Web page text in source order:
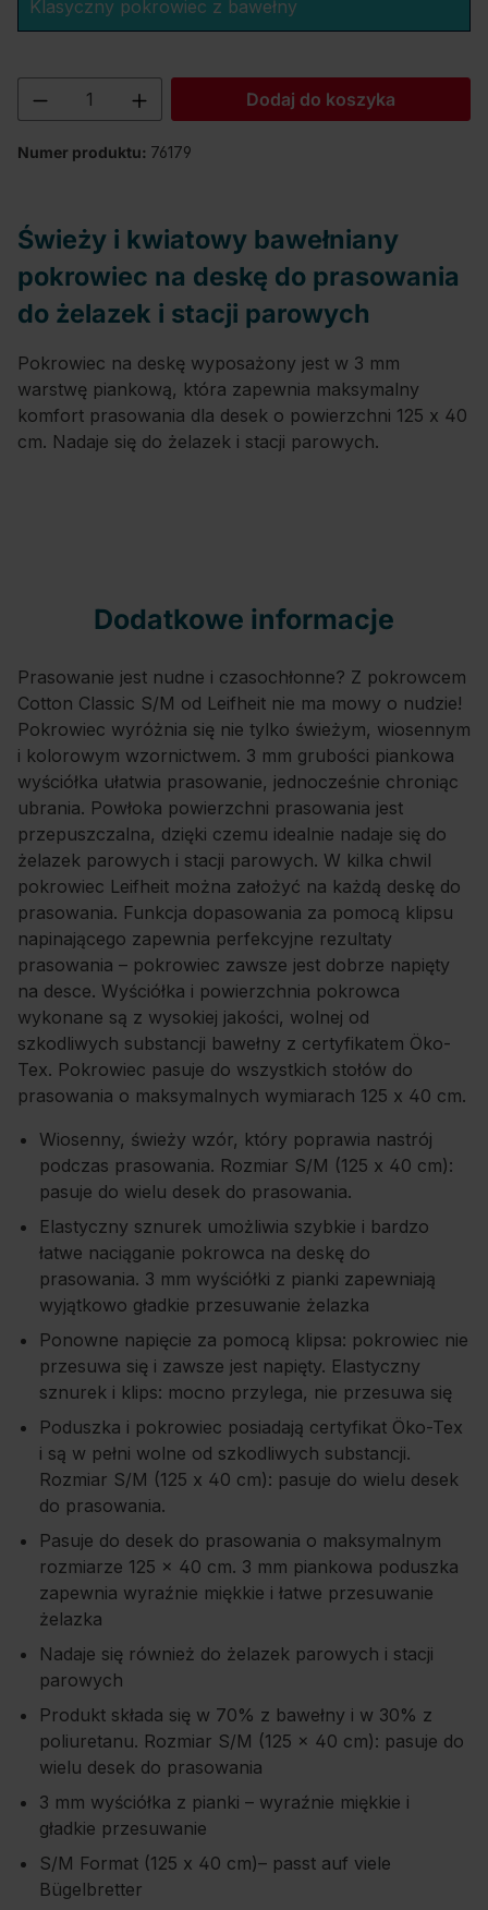
Klasyczny pokrowiec z bawełny
Ilość produktu: Wprowadź żądaną
Dodaj do koszyka
Numer produktu: 76179
Świeży i kwiatowy bawełniany
pokrowiec na deskę do prasowania
do żelazek i stacji parowych
Pokrowiec na deskę wyposażony jest w 3 mm
warstwę piankową, która zapewnia maksymalny
komfort prasowania dla desek o powierzchni 125 x 40
cm. Nadaje się do żelazek i stacji parowych.
Dodatkowe informacje
Prasowanie jest nudne i czasochłonne? Z pokrowcem
Cotton Classic S/M od Leifheit nie ma mowy o nudzie!
Pokrowiec wyróżnia się nie tylko świeżym, wiosennym
i kolorowym wzornictwem. 3 mm grubości piankowa
wyściółka ułatwia prasowanie, jednocześnie chroniąc
ubrania. Powłoka powierzchni prasowania jest
przepuszczalna, dzięki czemu idealnie nadaje się do
żelazek parowych i stacji parowych. W kilka chwil
pokrowiec Leifheit można założyć na każdą deskę do
prasowania. Funkcja dopasowania za pomocą klipsu
napinającego zapewnia perfekcyjne rezultaty
prasowania – pokrowiec zawsze jest dobrze napięty
na desce. Wyściółka i powierzchnia pokrowca
wykonane są z wysokiej jakości, wolnej od
szkodliwych substancji bawełny z certyfikatem Öko-
Tex. Pokrowiec pasuje do wszystkich stołów do
prasowania o maksymalnych wymiarach 125 x 40 cm.
Wiosenny, świeży wzór, który poprawia nastrój
podczas prasowania. Rozmiar S/M (125 x 40 cm):
pasuje do wielu desek do prasowania.
Elastyczny sznurek umożliwia szybkie i bardzo
łatwe naciąganie pokrowca na deskę do
prasowania. 3 mm wyściółki z pianki zapewniają
wyjątkowo gładkie przesuwanie żelazka
Ponowne napięcie za pomocą klipsa: pokrowiec nie
przesuwa się i zawsze jest napięty. Elastyczny
sznurek i klips: mocno przylega, nie przesuwa się
Poduszka i pokrowiec posiadają certyfikat Öko-Tex
i są w pełni wolne od szkodliwych substancji.
Rozmiar S/M (125 x 40 cm): pasuje do wielu desek
do prasowania.
Pasuje do desek do prasowania o maksymalnym
rozmiarze 125 × 40 cm. 3 mm piankowa poduszka
zapewnia wyraźnie miękkie i łatwe przesuwanie
żelazka
Nadaje się również do żelazek parowych i stacji
parowych
Produkt składa się w 70% z bawełny i w 30% z
poliuretanu. Rozmiar S/M (125 × 40 cm): pasuje do
wielu desek do prasowania
3 mm wyściółka z pianki – wyraźnie miękkie i
gładkie przesuwanie
S/M Format (125 x 40 cm)– passt auf viele
Bügelbretter